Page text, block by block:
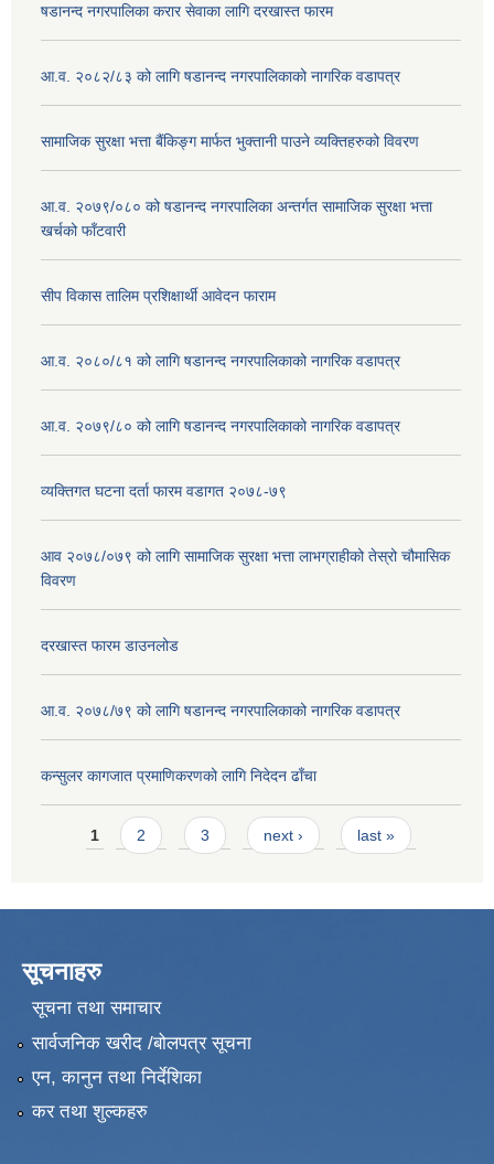
षडानन्द नगरपालिका करार सेवाका लागि दरखास्त फारम
आ.व. २०८२/८३ को लागि षडानन्द नगरपालिकाको नागरिक वडापत्र
सामाजिक सुरक्षा भत्ता बैंकिङ्ग मार्फत भुक्तानी पाउने व्यक्तिहरुको विवरण
आ.व. २०७९/०८० को षडानन्द नगरपालिका अन्तर्गत सामाजिक सुरक्षा भत्ता
खर्चको फाँटवारी
सीप विकास तालिम प्रशिक्षार्थी आवेदन फाराम
आ.व. २०८०/८१ को लागि षडानन्द नगरपालिकाको नागरिक वडापत्र
आ.व. २०७९/८० को लागि षडानन्द नगरपालिकाको नागरिक वडापत्र
व्यक्तिगत घटना दर्ता फारम वडागत २०७८-७९
आव २०७८/०७९ को लागि सामाजिक सुरक्षा भत्ता लाभग्राहीको तेस्रो चौमासिक
विवरण
दरखास्त फारम डाउनलोड
आ.व. २०७८/७९ को लागि षडानन्द नगरपालिकाको नागरिक वडापत्र
कन्सुलर कागजात प्रमाणिकरणको लागि निदेदन ढाँचा
Pages
1 2 3 next › last »
सूचनाहरु
सूचना तथा समाचार
सार्वजनिक खरीद /बोलपत्र सूचना
एन, कानुन तथा निर्देशिका
कर तथा शुल्कहरु